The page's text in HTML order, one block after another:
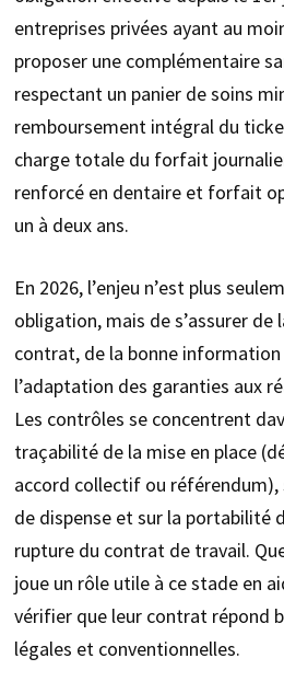
entreprises privées ayant au
proposer une complémentaire
respectant un panier de soins
remboursement intégral du
charge totale du forfait
renforcé en dentaire et forfait
un à deux ans.
En 2026, l’enjeu n’est plus
obligation, mais de s’assurer
contrat, de la bonne
l’adaptation des garanties aux
Les contrôles se concentrent
traçabilité de la mise en place
accord collectif ou référendum),
de dispense et sur la portabilité
rupture du contrat de travail.
joue un rôle utile à ce stade en
vérifier que leur contrat répond
légales et conventionnelles.